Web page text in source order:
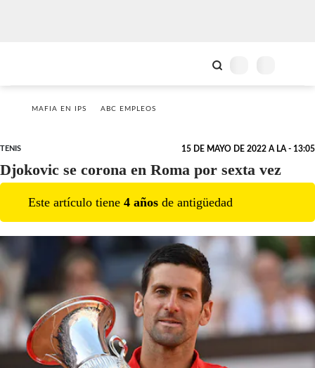
MAFIA EN IPS ABC EMPLEOS
TENIS 15 DE MAYO DE 2022 A LA - 13:05
Djokovic se corona en Roma por sexta vez
Este artículo tiene 4 años de antigüedad